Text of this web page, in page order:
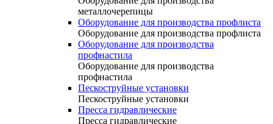
металлочерепицы
Оборудование для производства профлиста
Оборудование для производства профлиста
Оборудование для производства
профнастила
Оборудование для производства
профнастила
Пескоструйные установки
Пескоструйные установки
Пресса гидравлические
Пресса гидравлические